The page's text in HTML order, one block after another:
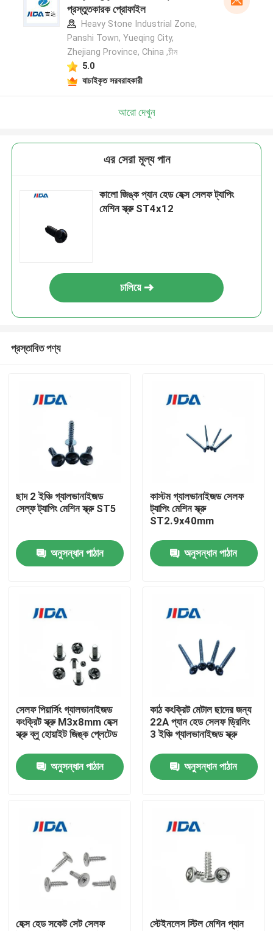
পণ্য
কারখানা পরিদর্শন
গুণমান নিয়ন্ত্রণ
একটি উদ্ধৃতি অনুরোধ করুন
প্রস্তুতকারক প্রোফাইল
Heavy Stone Industrial Zone,
Panshi Town, Yueqing City,
Zhejiang Province, China ,চীন
5.0
যাচাইকৃত সরবরাহকারী
আরো দেখুন
এর সেরা মূল্য পান
কালো জিঙ্ক প্যান হেড হেক্স সেলফ ট্যাপিং
মেশিন স্ক্রু ST4x12
চালিয়ে
প্রস্তাবিত পণ্য
ছাদ 2 ইঞ্চি গ্যালভানাইজড
সেল্ফ ট্যাপিং মেশিন স্ক্রু ST5
অনুসন্ধান পাঠান
কাস্টম গ্যালভানাইজড সেলফ
ট্যাপিং মেশিন স্ক্রু
ST2.9x40mm
অনুসন্ধান পাঠান
সেলফ পিয়ার্সিং গ্যালভানাইজড
কংক্রিট স্ক্রু M3x8mm হেক্স
স্ক্রু ব্লু হোয়াইট জিঙ্ক প্লেটেড
অনুসন্ধান পাঠান
কাঠ কংক্রিট মেটাল ছাদের জন্য
22A প্যান হেড সেলফ ড্রিলিং
3 ইঞ্চি গ্যালভানাইজড স্ক্রু
অনুসন্ধান পাঠান
হেক্স হেড সকেট সেট সেলফ
স্টেইনলেস স্টিল মেশিন প্যান